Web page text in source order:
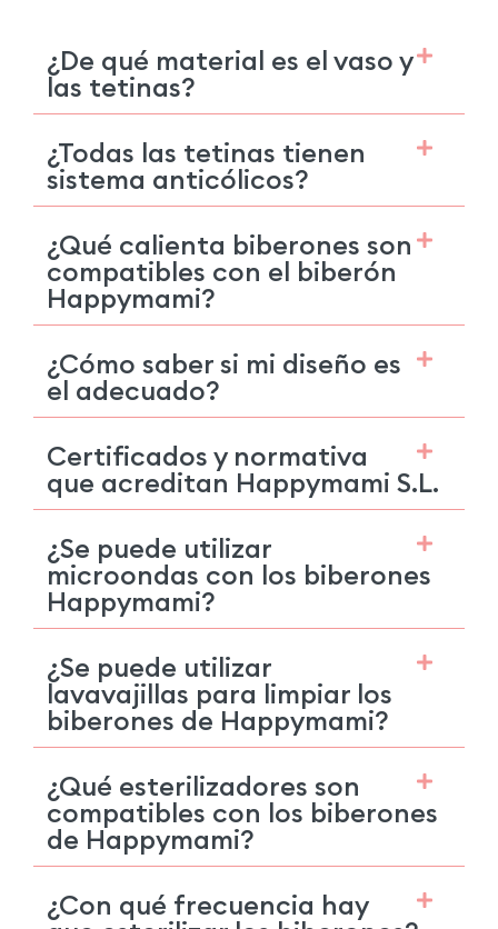
¿De qué material es el vaso y
las tetinas?
¿Todas las tetinas tienen
sistema anticólicos?
¿Qué calienta biberones son
compatibles con el biberón
Happymami?
¿Cómo saber si mi diseño es
el adecuado?
Certificados y normativa
que acreditan Happymami S.L.
¿Se puede utilizar
microondas con los biberones
Happymami?
¿Se puede utilizar
lavavajillas para limpiar los
biberones de Happymami?
¿Qué esterilizadores son
compatibles con los biberones
de Happymami?
¿Con qué frecuencia hay